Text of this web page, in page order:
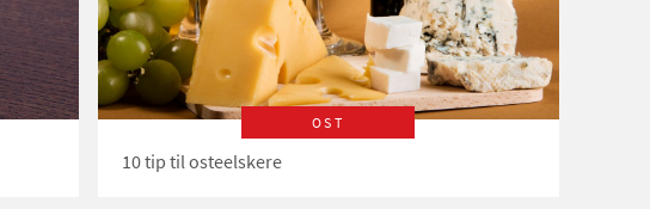
OST
10 tip til osteelskere